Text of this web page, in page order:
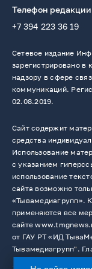
Телефон редакции
+7 394 223 36 19
Сетевое издание
зарегистрировано
надзору в сфере
коммуникаций.
02.08.2019.
Сайт содержит
средства
Использование
с указанием
использование
сайта возможно
«Тывамедиагрупп».
применяются все
сайте
от ГАУ РТ «ИД
Тывамедиагрупп".